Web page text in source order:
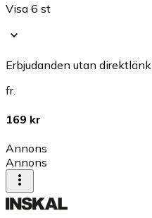
Visa 6 st
Erbjudanden utan direktlänk
fr.
169 kr
Annons
Annons